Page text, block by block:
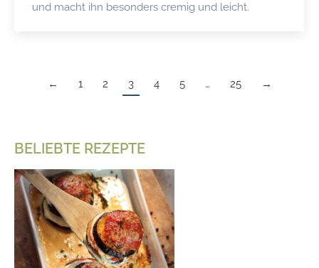
und macht ihn besonders cremig und leicht.
← 1 2 3 4 5 … 25 →
BELIEBTE REZEPTE